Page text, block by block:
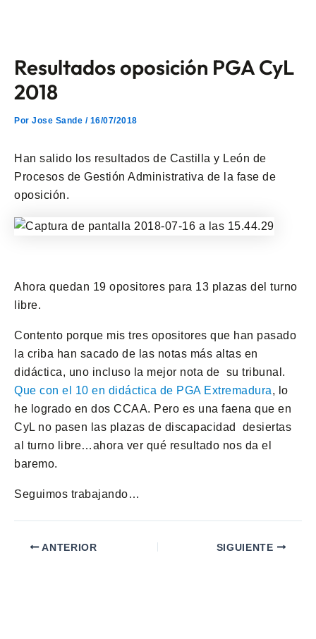
Resultados oposición PGA CyL
2018
Por Jose Sande / 16/07/2018
Han salido los resultados de Castilla y León de
Procesos de Gestión Administrativa de la fase de
oposición.
Ahora quedan 19 opositores para 13 plazas del turno
libre.
Contento porque mis tres opositores que han pasado
la criba han sacado de las notas más altas en
didáctica, uno incluso la mejor nota de su tribunal.
Que con el 10 en didáctica de PGA Extremadura, lo
he logrado en dos CCAA. Pero es una faena que en
CyL no pasen las plazas de discapacidad desiertas
al turno libre…ahora ver qué resultado nos da el
baremo.
Seguimos trabajando…
ANTERIOR SIGUIENTE